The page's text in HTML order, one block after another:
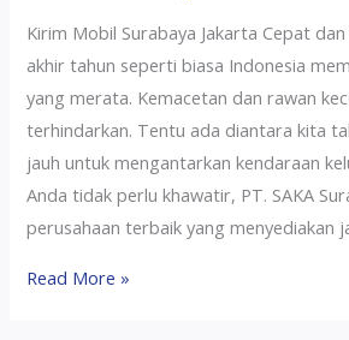
Kirim Mobil Surabaya Jakarta Cepat
akhir tahun seperti biasa Indonesia
yang merata. Kemacetan dan rawan
terhindarkan. Tentu ada diantara kita
jauh untuk mengantarkan kendaraan
Anda tidak perlu khawatir, PT. SAKA
perusahaan terbaik yang menyediakan
Read More »